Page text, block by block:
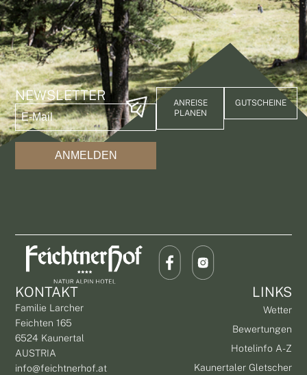
ANREISE
PLANEN
NEWSLETTER
ANMELDEN
GUTSCHEINE
KONTAKT
Familie Larcher
Feichten 165
6524 Kaunertal
AUSTRIA
info@feichtnerhof.at
LINKS
Wetter
Bewertungen
Hotelinfo A-Z
Kaunertaler Gletscher